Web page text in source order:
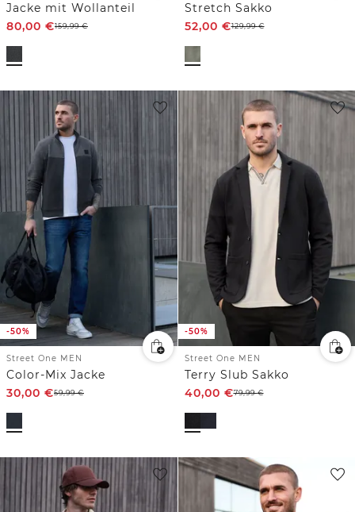
Jacke mit Wollanteil
80,00 €159,99€
Stretch Sakko
52,00 €129,99€
-50%
Street One MEN
Color-Mix Jacke
30,00 €59,99€
-50%
Street One MEN
Terry Slub Sakko
40,00 €79,99€